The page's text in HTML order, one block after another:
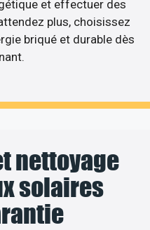
et effectuer des
plus, choisissez
briqué et durable dès
nettoyage
solaires